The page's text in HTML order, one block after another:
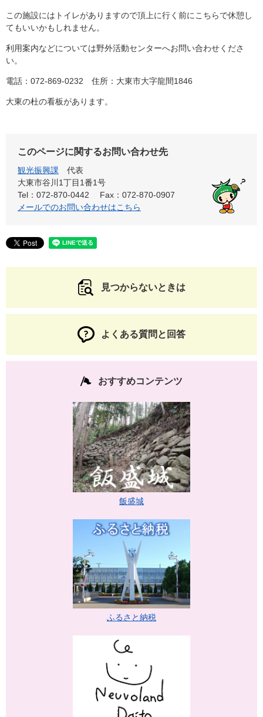
この施設にはトイレがありますので頂上に行く前にこちらで休憩し
てもいいかもしれません。
利用案内などについては野外活動センターへお問い合わせくださ
い。
電話：072-869-0232 住所：大東市大字龍間1846
大東の杜の看板があります。
このページに関するお問い合わせ先
観光振興課
代表
大東市谷川1丁目1番1号
Tel：072-870-0442
Fax：072-870-0907
メールでのお問い合わせはこちら
見つからないときは
よくある質問と回答
おすすめコンテンツ
飯盛城
ふるさと納税